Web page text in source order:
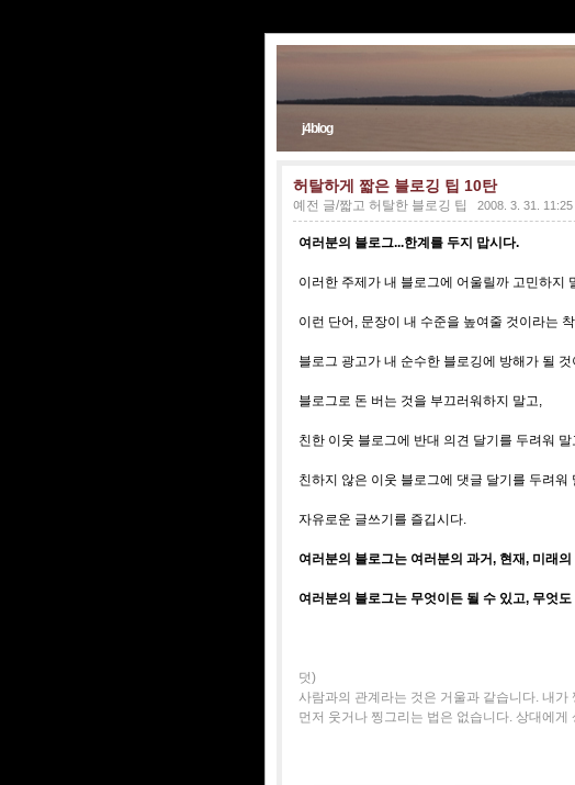
j4blog
허탈하게 짧은 블로깅 팁 10탄
예전 글/짧고 허탈한 블로깅 팁 2008. 3. 31. 11:25
여러분의 블로그...한계를 두지 맙시다.
이러한 주제가 내 블로그에 어울릴까 고민하지
이런 단어, 문장이 내 수준을 높여줄 것이라는 착
블로그 광고가 내 순수한 블로깅에 방해가 될 것
블로그로 돈 버는 것을 부끄러워하지 말고,
친한 이웃 블로그에 반대 의견 달기를 두려워 말
친하지 않은 이웃 블로그에 댓글 달기를 두려워
자유로운 글쓰기를 즐깁시다.
여러분의 블로그는 여러분의 과거, 현재, 미래
여러분의 블로그는 무엇이든 될 수 있고, 무엇
덧)
사람과의 관계라는 것은 거울과 같습니다. 내
먼저 웃거나 찡그리는 법은 없습니다. 상대에게